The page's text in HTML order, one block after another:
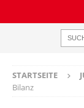
STARTSEITE
Bilanz